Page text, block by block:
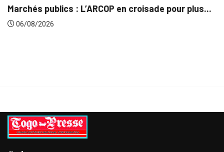
plus...
Gestion concertée et durable du